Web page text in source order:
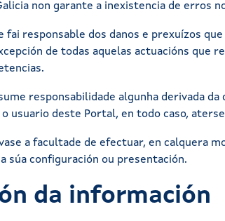
non garante a inexistencia de
fai responsable dos danos e prexuízos
de todas aquelas actuacións que
responsabilidade algunha derivada
usuario deste Portal, en todo caso,
a facultade de efectuar, en calquera
súa configuración ou presentación.
da información